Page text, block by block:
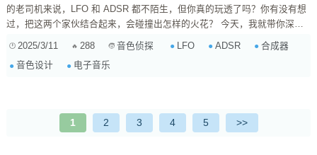
的老司机来说，LFO 和 ADSR 都不陌生，但你真的玩透了吗？你有没有想
过，把这两个家伙结合起来，会碰撞出怎样的火花？ 今天，我就带你深入
一、什么是 LFO？ 快速复习一下！ LFO，全称 Low Frequency
Oscillator，低频振荡器。顾名思义，它产生的是低频的、人耳听不见的信
2025/3/11 288 音色侦探 LFO ADSR
合成器
音色设计
电子音乐
1 2 3 4 5 >>